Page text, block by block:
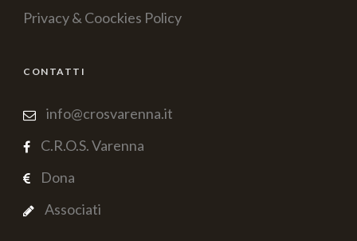
Privacy & Coockies Policy
CONTATTI
info@crosvarenna.it
C.R.O.S. Varenna
Dona
Associati